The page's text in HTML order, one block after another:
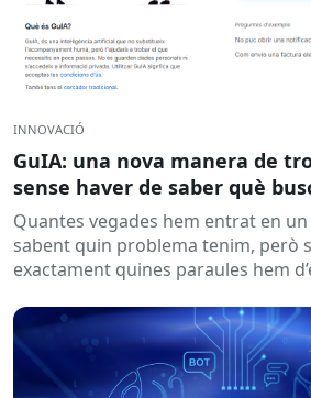
INNOVACIÓ
GuIA: una nova manera de
sense haver de saber què
Quantes vegades hem entrat en
sabent quin problema tenim, però
exactament quines paraules hem